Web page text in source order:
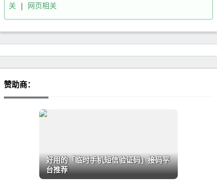
关 | 网页相关
赞助商：
好用的「临时手机短信验证码」接码平
台推荐